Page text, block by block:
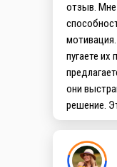
м.
ул.
м.
ул.
отзыв. Мне
пугаете
они
решение.